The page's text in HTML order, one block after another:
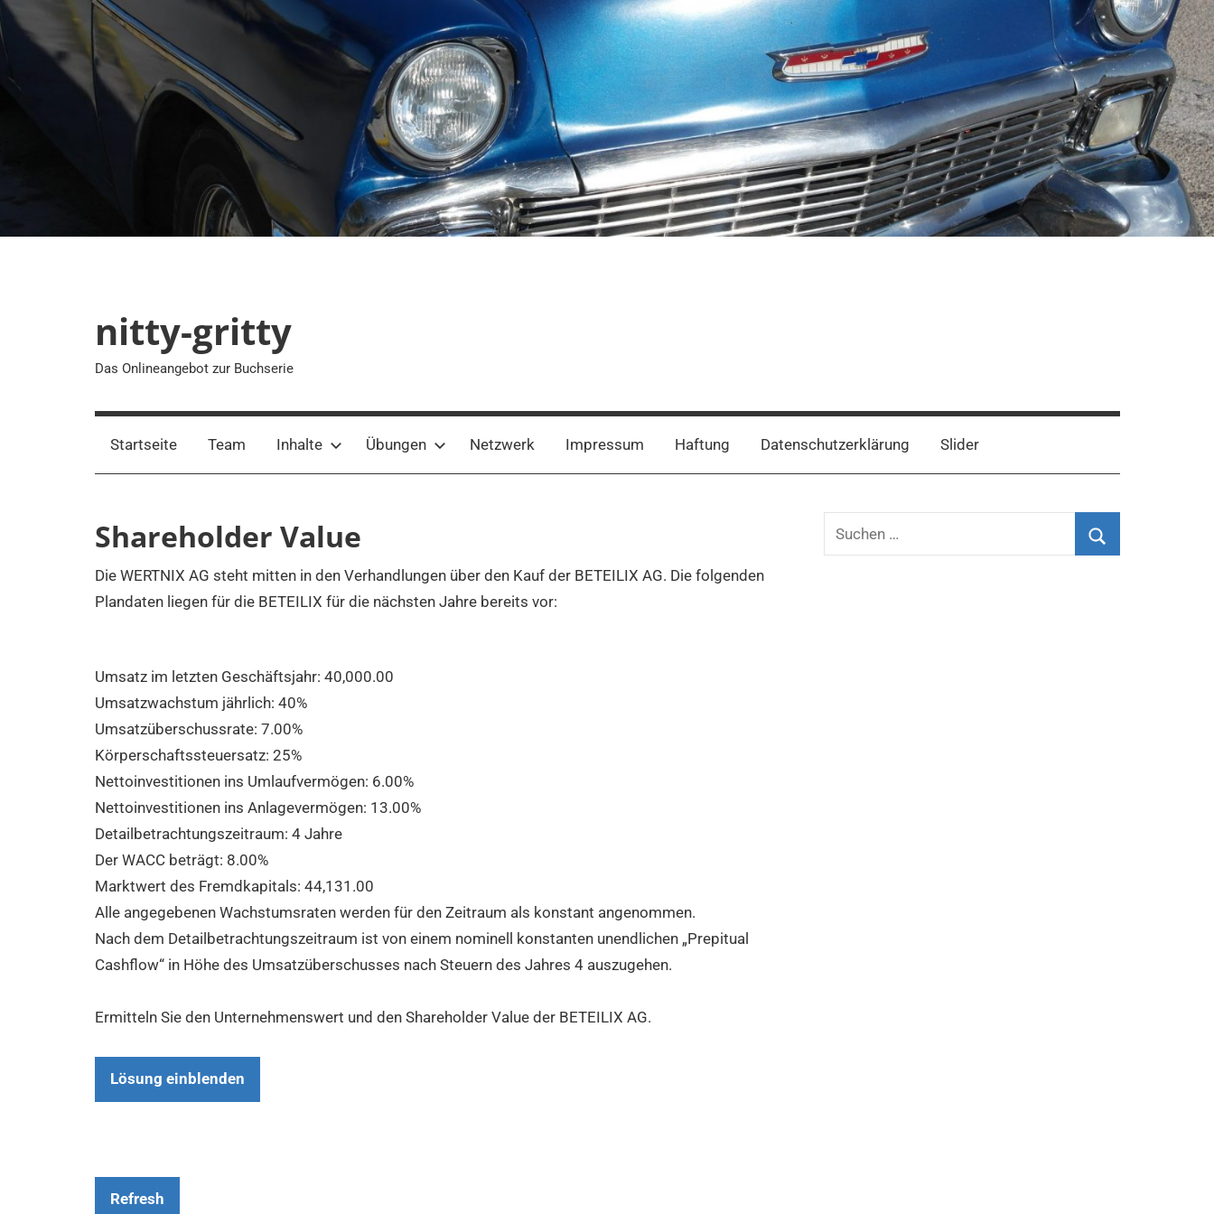
Zum
Inhalt
nitty-gritty
Das Onlineangebot zur Buchserie
Startseite Team Inhalte Übungen Netzwerk Impressum Haftung Datenschutzerklärung Slider
Shareholder Value
Die WERTNIX AG steht mitten in den Verhandlungen über den Kauf der BETEILIX AG. Die folgenden
Plandaten liegen für die BETEILIX für die nächsten Jahre bereits vor:
Umsatz im letzten Geschäftsjahr: 40,000.00
Umsatzwachstum jährlich: 40%
Umsatzüberschussrate: 7.00%
Körperschaftssteuersatz: 25%
Nettoinvestitionen ins Umlaufvermögen: 6.00%
Nettoinvestitionen ins Anlagevermögen: 13.00%
Detailbetrachtungszeitraum: 4 Jahre
Der WACC beträgt: 8.00%
Marktwert des Fremdkapitals: 44,131.00
Alle angegebenen Wachstumsraten werden für den Zeitraum als konstant angenommen.
Nach dem Detailbetrachtungszeitraum ist von einem nominell konstanten unendlichen „Prepitual
Cashflow“ in Höhe des Umsatzüberschusses nach Steuern des Jahres 4 auszugehen.
Ermitteln Sie den Unternehmenswert und den Shareholder Value der BETEILIX AG.
Lösung einblenden
Refresh
Suchen
nach: